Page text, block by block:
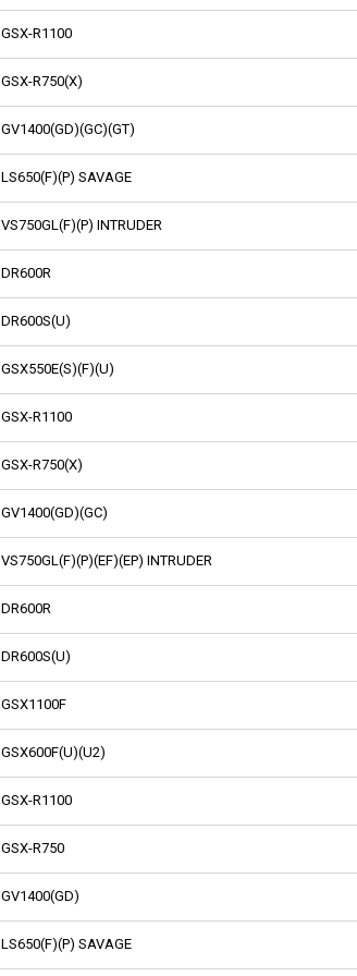
GSX-R1100
GSX-R750(X)
GV1400(GD)(GC)(GT)
LS650(F)(P) SAVAGE
VS750GL(F)(P) INTRUDER
DR600R
DR600S(U)
GSX550E(S)(F)(U)
GSX-R1100
GSX-R750(X)
GV1400(GD)(GC)
VS750GL(F)(P)(EF)(EP) INTRUDER
DR600R
DR600S(U)
GSX1100F
GSX600F(U)(U2)
GSX-R1100
GSX-R750
GV1400(GD)
LS650(F)(P) SAVAGE